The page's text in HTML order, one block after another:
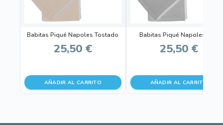
Babitas Piqué Napoles Tostado
25,50 €
AÑADIR AL CARRITO
Babitas Piqué Napoles Gris
25,50 €
AÑADIR AL CARRITO